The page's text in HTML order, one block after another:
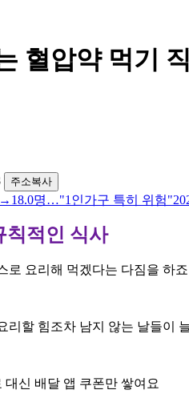
혈압약 먹기
주소복사
명…"1인가구 특히 위험"
칙적인 식사
로 요리해 먹겠다는 다짐을 하
리할 힘조차 남지 않는 날들이
신 배달 앱 쿠폰만 쌓여요